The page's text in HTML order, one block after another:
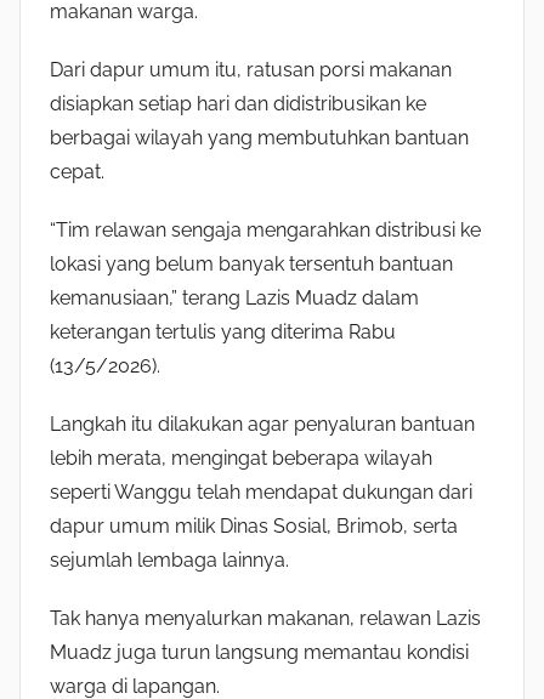
makanan warga.
Dari dapur umum itu, ratusan porsi makanan
disiapkan setiap hari dan didistribusikan ke
berbagai wilayah yang membutuhkan bantuan
cepat.
“Tim relawan sengaja mengarahkan distribusi ke
lokasi yang belum banyak tersentuh bantuan
kemanusiaan,” terang Lazis Muadz dalam
keterangan tertulis yang diterima Rabu
(13/5/2026).
Langkah itu dilakukan agar penyaluran bantuan
lebih merata, mengingat beberapa wilayah
seperti Wanggu telah mendapat dukungan dari
dapur umum milik Dinas Sosial, Brimob, serta
sejumlah lembaga lainnya.
Tak hanya menyalurkan makanan, relawan Lazis
Muadz juga turun langsung memantau kondisi
warga di lapangan.